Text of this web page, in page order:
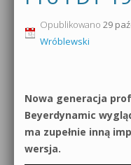
Produkcja muzyczna
Sound Forge od
Dubstep z
Kontakt 5 Kompendium
0dB.pl - informacje
Archiwum aktualności
Polityka prywatności
Opublikowano 29
Wróblewski
Nowa generacja
Beyerdynamic
ma zupełnie inną
wersja.